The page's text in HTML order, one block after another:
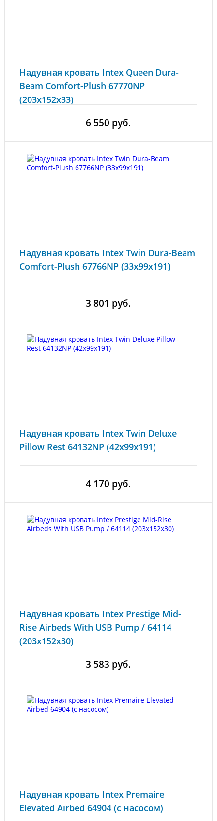
Надувная кровать Intex Queen Dura-
Beam Comfort-Plush 67770NP
(203x152x33)
6 550 руб.
Надувная кровать Intex Twin Dura-Beam
Comfort-Plush 67766NP (33x99x191)
3 801 руб.
Надувная кровать Intex Twin Deluxe
Pillow Rest 64132NP (42x99x191)
4 170 руб.
Надувная кровать Intex Prestige Mid-
Rise Airbeds With USB Pump / 64114
(203x152x30)
3 583 руб.
Надувная кровать Intex Premaire
Elevated Airbed 64904 (с насосом)